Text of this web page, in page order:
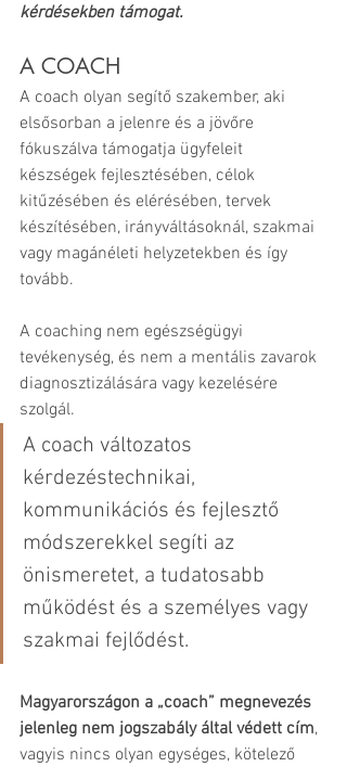
kérdésekben támogat.
A COACH
A coach olyan segítő szakember, aki
elsősorban a jelenre és a jövőre
fókuszálva támogatja ügyfeleit
készségek fejlesztésében, célok
kitűzésében és elérésében, tervek
készítésében, irányváltásoknál, szakmai
vagy magánéleti helyzetekben és így
tovább.
A coaching nem egészségügyi
tevékenység, és nem a mentális zavarok
diagnosztizálására vagy kezelésére
szolgál.
A coach változatos
kérdezéstechnikai,
kommunikációs és fejlesztő
módszerekkel segíti az
önismeretet, a tudatosabb
működést és a személyes vagy
szakmai fejlődést.
Magyarországon a „coach” megnevezés
jelenleg nem jogszabály által védett cím,
vagyis nincs olyan egységes, kötelező